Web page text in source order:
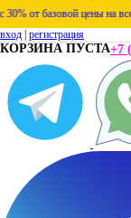
базовой цены на все
вход регистрация
КОРЗИНА ПУСТА+7